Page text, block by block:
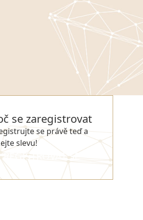
se zaregistrovat
se právě teď a
slevu!
REGISTROVAT SE